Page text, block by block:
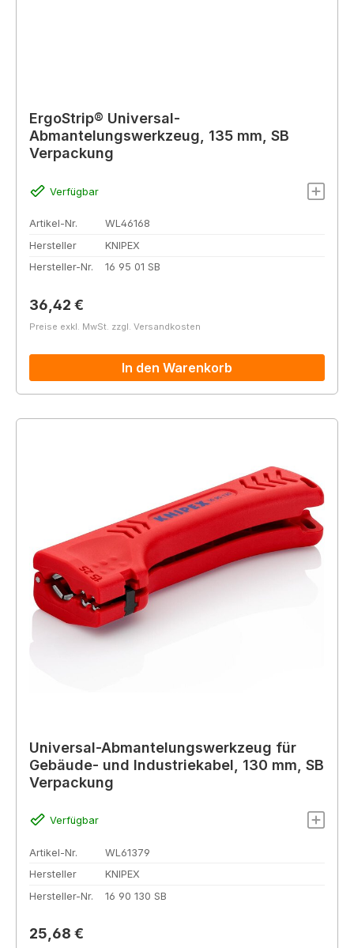
ErgoStrip® Universal-
Abmantelungswerkzeug, 135 mm, SB
Verpackung
Verfügbar
Artikel-Nr.
WL46168
Hersteller
KNIPEX
Hersteller-Nr.
16 95 01 SB
Regulärer Preis:
36,42 €
Preise exkl. MwSt. zzgl. Versandkosten
In den Warenkorb
Universal-Abmantelungswerkzeug für
Gebäude- und Industriekabel, 130 mm, SB
Verpackung
Verfügbar
Artikel-Nr.
WL61379
Hersteller
KNIPEX
Hersteller-Nr.
16 90 130 SB
Regulärer Preis:
25,68 €